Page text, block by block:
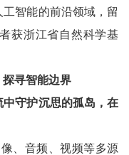
智能的前沿领域，留
获浙江省自然科学基
寻智能边界
守护沉思的孤岛，在
、音频、视频等多源